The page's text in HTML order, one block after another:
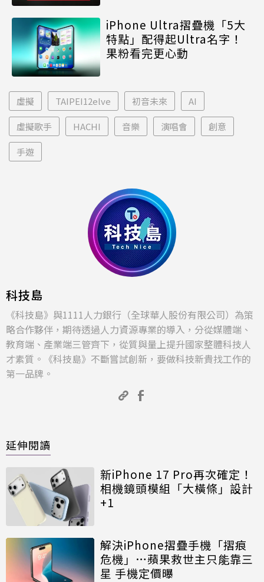
iPhone Ultra摺疊機「5大
特點」配得起Ultra名字！
果粉看完更心動
虛擬 TAIPEI12elve 初音未來 AI
虛擬歌手 HACHI 音樂 演唱會 創意
手遊
科技島
《科技島》與1111人力銀行（全球華人股份有限公司）為策
略合作夥伴，期待透過人力資源專業的導入，分從媒體端、
教育端、產業端三管齊下，從質與量上提升國家整體科技人
才素質。《科技島》不斷嘗試創新，要做科技新貴找工作的
第一品牌。
延伸閱讀
新iPhone 17 Pro再次確定！
相機鏡頭模組「大橫條」設計
+1
解決iPhone摺疊手機「摺痕
危機」…蘋果救世主只能靠三
星 手機定價曝